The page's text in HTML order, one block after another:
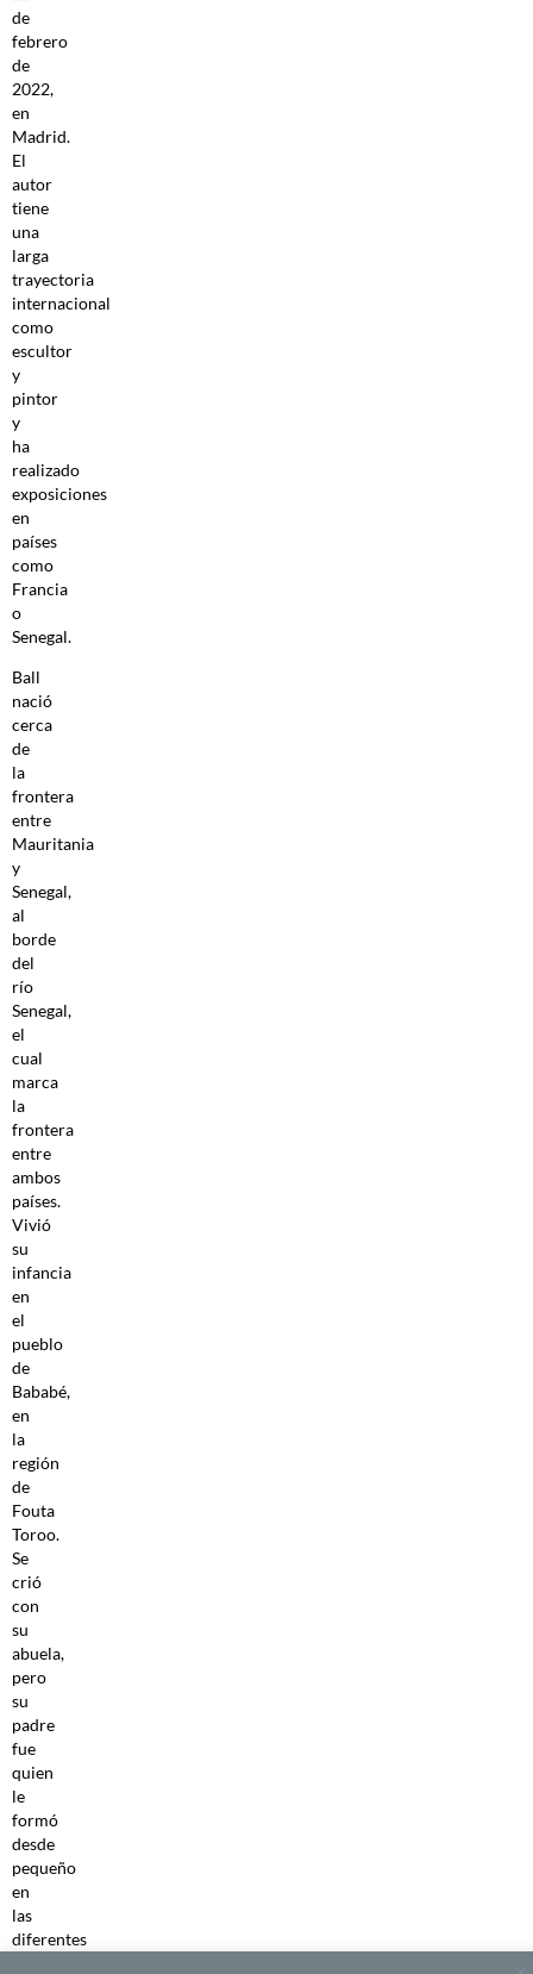
de
febrero
de
2022,
en
Madrid.
El
autor
tiene
una
larga
trayectoria
internacional
como
escultor
y
pintor
y
ha
realizado
exposiciones
en
países
como
Francia
o
Senegal.
Ball
nació
cerca
de
la
frontera
entre
Mauritania
y
Senegal,
al
borde
del
río
Senegal,
el
cual
marca
la
frontera
entre
ambos
países.
Vivió
su
infancia
en
el
pueblo
de
Bababé,
en
la
región
de
Fouta
Toroo.
Se
crió
con
su
abuela,
pero
su
padre
fue
quien
le
formó
desde
pequeño
en
las
diferentes